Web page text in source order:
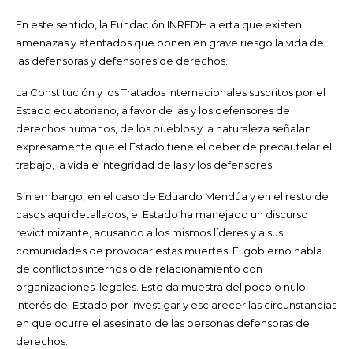
En este sentido, la Fundación INREDH alerta que existen
amenazas y atentados que ponen en grave riesgo la vida de
las defensoras y defensores de derechos.
La Constitución y los Tratados Internacionales suscritos por el
Estado ecuatoriano, a favor de las y los defensores de
derechos humanos, de los pueblos y la naturaleza señalan
expresamente que el Estado tiene el deber de precautelar el
trabajo, la vida e integridad de las y los defensores.
Sin embargo, en el caso de Eduardo Mendúa y en el resto de
casos aquí detallados, el Estado ha manejado un discurso
revictimizante, acusando a los mismos líderes y a sus
comunidades de provocar estas muertes. El gobierno habla
de conflictos internos o de relacionamiento con
organizaciones ilegales. Esto da muestra del poco o nulo
interés del Estado por investigar y esclarecer las circunstancias
en que ocurre el asesinato de las personas defensoras de
derechos.